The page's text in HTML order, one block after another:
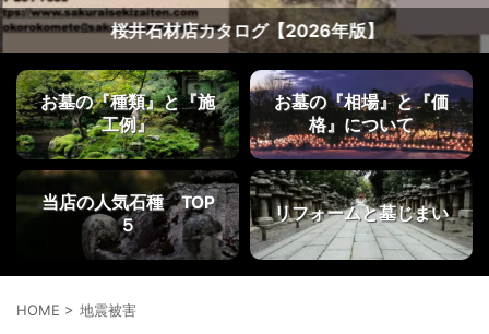
桜井石材店カタログ【2026年版】
お墓の『種類』と『施
工例』
お墓の『相場』と『価
格』について
当店の人気石種 TOP
５
リフォームと墓じまい
HOME > 地震被害